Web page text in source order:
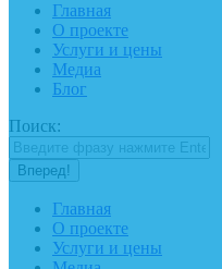
Главная
О проекте
Услуги и цены
Медиа
Блог
Поиск:
Главная
О проекте
Услуги и цены